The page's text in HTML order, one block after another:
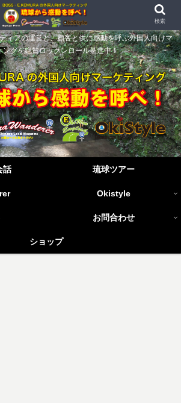
ィアの運営と、顧客と供に感動を呼ぶ外国人向けマ
ングを絶賛ロックンロール驀進中！
話 琉球ツアー
Okistyle
お問合わせ
ショップ
検索